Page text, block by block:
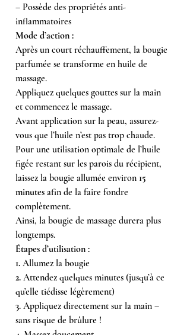
– Possède des propriétés anti-
inflammatoires
Mode d’action :
Après un court réchauffement, la bougie
parfumée se transforme en huile de
massage.
Appliquez quelques gouttes sur la main
et commencez le massage.
Avant application sur la peau, assurez-
vous que l’huile n’est pas trop chaude.
Pour une utilisation optimale de l’huile
figée restant sur les parois du récipient,
laissez la bougie allumée environ 15
minutes afin de la faire fondre
complètement.
Ainsi, la bougie de massage durera plus
longtemps.
Étapes d’utilisation :
1. Allumez la bougie
2. Attendez quelques minutes (jusqu’à ce
qu’elle tiédisse légèrement)
3. Appliquez directement sur la main –
sans risque de brûlure !